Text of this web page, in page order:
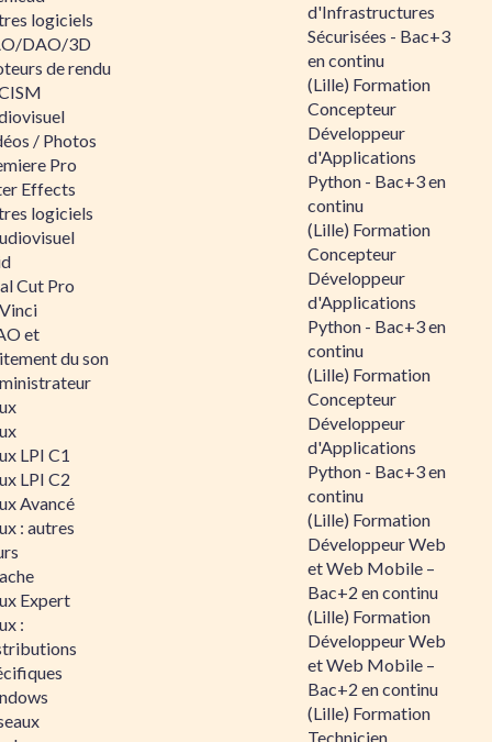
logiciels
DAO/3D
de rendu
/ Photos
Pro
Effects
logiciels
Cut Pro
et
du son
LPI C1
LPI C2
Avancé
: autres
Expert
:
d'Infrastructures
Sécurisées - Bac+3
en continu
(Lille) Formation
Concepteur
Développeur
d'Applications
Python - Bac+3 en
continu
(Lille) Formation
Concepteur
Développeur
d'Applications
Python - Bac+3 en
continu
(Lille) Formation
Concepteur
Développeur
d'Applications
Python - Bac+3 en
continu
(Lille) Formation
Développeur Web
et Web Mobile –
Bac+2 en continu
(Lille) Formation
Développeur Web
et Web Mobile –
Bac+2 en continu
(Lille) Formation
Technicien